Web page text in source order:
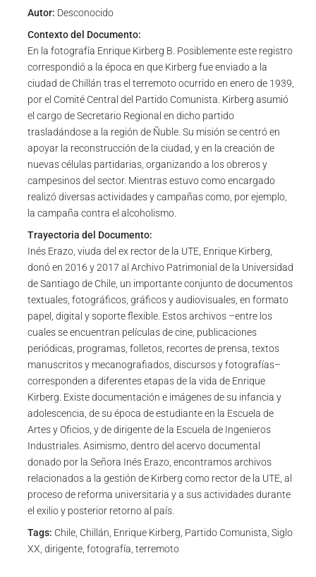
Autor: Desconocido
Contexto del Documento:
En la fotografía Enrique Kirberg B. Posiblemente este registro
correspondió a la época en que Kirberg fue enviado a la
ciudad de Chillán tras el terremoto ocurrido en enero de 1939,
por el Comité Central del Partido Comunista. Kirberg asumió
el cargo de Secretario Regional en dicho partido
trasladándose a la región de Ñuble. Su misión se centró en
apoyar la reconstrucción de la ciudad, y en la creación de
nuevas células partidarias, organizando a los obreros y
campesinos del sector. Mientras estuvo como encargado
realizó diversas actividades y campañas como, por ejemplo,
la campaña contra el alcoholismo.
Trayectoria del Documento:
Inés Erazo, viuda del ex rector de la UTE, Enrique Kirberg,
donó en 2016 y 2017 al Archivo Patrimonial de la Universidad
de Santiago de Chile, un importante conjunto de documentos
textuales, fotográficos, gráficos y audiovisuales, en formato
papel, digital y soporte flexible. Estos archivos –entre los
cuales se encuentran películas de cine, publicaciones
periódicas, programas, folletos, recortes de prensa, textos
manuscritos y mecanografiados, discursos y fotografías–
corresponden a diferentes etapas de la vida de Enrique
Kirberg. Existe documentación e imágenes de su infancia y
adolescencia, de su época de estudiante en la Escuela de
Artes y Oficios, y de dirigente de la Escuela de Ingenieros
Industriales. Asimismo, dentro del acervo documental
donado por la Señora Inés Erazo, encontramos archivos
relacionados a la gestión de Kirberg como rector de la UTE, al
proceso de reforma universitaria y a sus actividades durante
el exilio y posterior retorno al país.
Tags: Chile, Chillán, Enrique Kirberg, Partido Comunista, Siglo
XX, dirigente, fotografía, terremoto